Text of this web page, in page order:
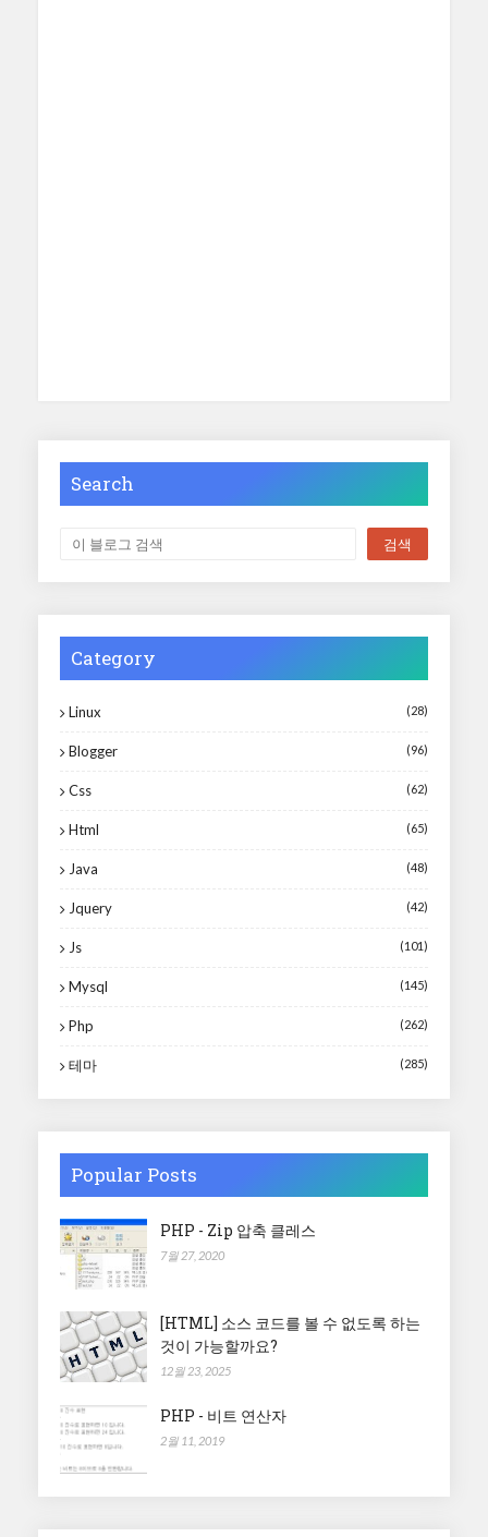
Search
Category
Linux (28)
Blogger (96)
Css (62)
Html (65)
Java (48)
Jquery (42)
Js (101)
Mysql (145)
Php (262)
테마 (285)
Popular Posts
PHP - Zip 압축 클레스
7월 27, 2020
[HTML] 소스 코드를 볼 수 없도록 하는
것이 가능할까요?
12월 23, 2025
PHP - 비트 연산자
2월 11, 2019